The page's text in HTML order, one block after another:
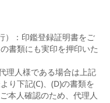
）：印鑑登録証明書をご
書類にも実印を押印いた
理人様である場合は上記
り下記(C)、(D)の書類を
本人確認のため、代理人